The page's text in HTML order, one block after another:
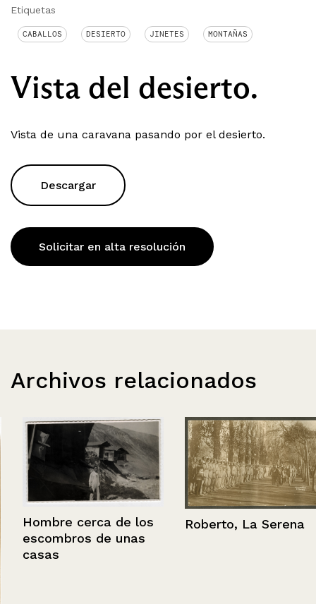
Etiquetas
CABALLOS DESIERTO JINETES MONTAÑAS
Vista del desierto.
Vista de una caravana pasando por el desierto.
Descargar
Solicitar en alta resolución
Archivos relacionados
Hombre cerca de los
escombros de unas
casas
Roberto, La Serena